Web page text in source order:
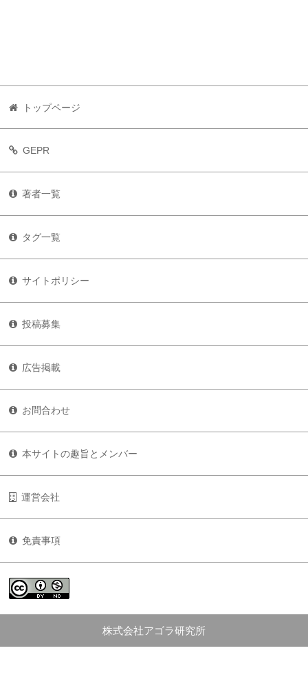
トップページ
GEPR
著者一覧
タグ一覧
サイトポリシー
投稿募集
広告掲載
お問合わせ
本サイトの趣旨とメンバー
運営会社
免責事項
株式会社アゴラ研究所